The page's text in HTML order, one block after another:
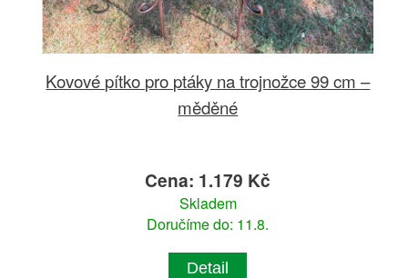
Kovové pítko pro ptáky na trojnožce 99 cm –
měděné
Cena: 1.179 Kč
Skladem
Doručíme do: 11.8.
Detail